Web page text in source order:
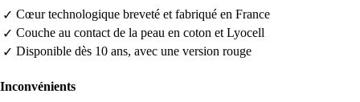
✓ Cœur technologique breveté et fabriqué en France
✓ Couche au contact de la peau en coton et Lyocell
✓ Disponible dès 10 ans, avec une version rouge
Inconvénients